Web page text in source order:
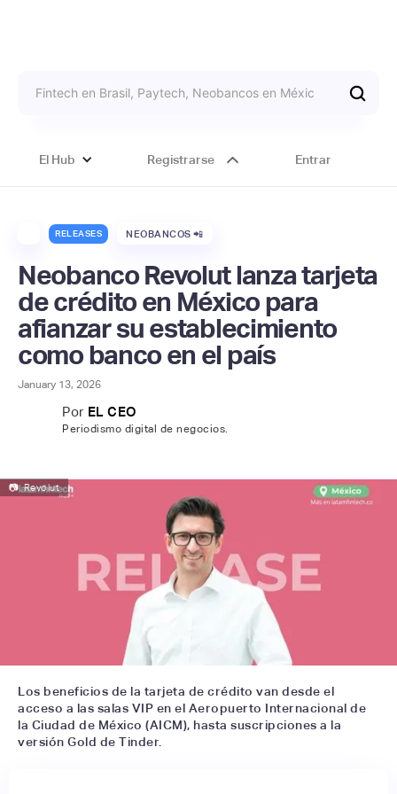
El Hub Registrarse Entrar
RELEASES NEOBANCOS 📲
Neobanco Revolut lanza tarjeta
de crédito en México para
afianzar su establecimiento
como banco en el país
January 13, 2026
Por EL CEO
Periodismo digital de negocios.
📷 Revolut
Los beneficios de la tarjeta de crédito van desde el
acceso a las salas VIP en el Aeropuerto Internacional de
la Ciudad de México (AICM), hasta suscripciones a la
versión Gold de Tinder.